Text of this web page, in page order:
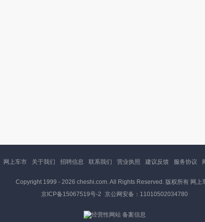
网上车市 关于我们 招聘信息 联系我们 营业执照 建议反馈 服务协议
Copyright 1999 - 2026 cheshi.com. All Rights Reserved. 版权所有 网上
京ICP备15067519号-2 京公网安备：11010502034780